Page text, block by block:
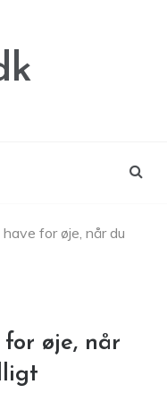
for øje, når du
øje, når